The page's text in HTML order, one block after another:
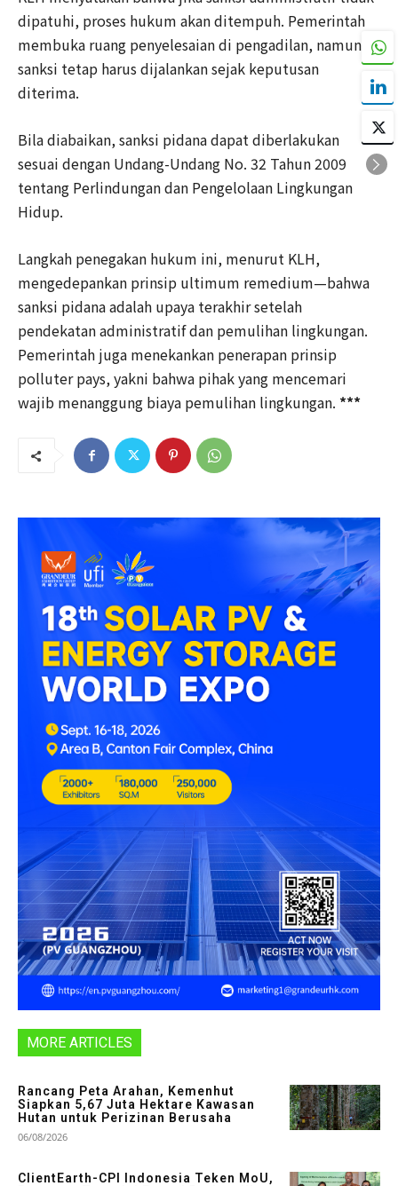
dipatuhi, proses hukum akan ditempuh. Pemerintah
membuka ruang penyelesaian di pengadilan, namun
sanksi tetap harus dijalankan sejak keputusan
diterima.
Bila diabaikan, sanksi pidana dapat diberlakukan
sesuai dengan Undang-Undang No. 32 Tahun 2009
tentang Perlindungan dan Pengelolaan Lingkungan
Hidup.
Langkah penegakan hukum ini, menurut KLH,
mengedepankan prinsip ultimum remedium—bahwa
sanksi pidana adalah upaya terakhir setelah
pendekatan administratif dan pemulihan lingkungan.
Pemerintah juga menekankan penerapan prinsip
polluter pays, yakni bahwa pihak yang mencemari
wajib menanggung biaya pemulihan lingkungan. ***
MORE ARTICLES
Rancang Peta Arahan, Kemenhut
Siapkan 5,67 Juta Hektare Kawasan
Hutan untuk Perizinan Berusaha
06/08/2026
ClientEarth-CPI Indonesia Teken MoU,